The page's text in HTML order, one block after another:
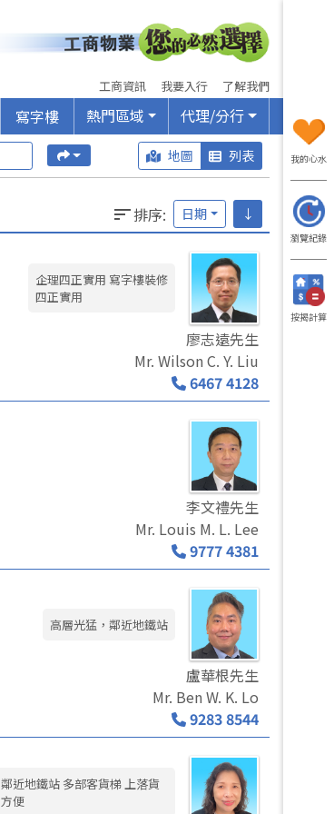
工商資訊 我要入行 了解我們
寫字樓 熱門區域 代理/分行
地圖 列表
排序: 日期 ↓
企理四正實用 寫字樓裝修
四正實用
廖志遠先生
Mr. Wilson C. Y. Liu
6467 4128
李文禮先生
Mr. Louis M. L. Lee
9777 4381
高層光猛，鄰近地鐵站
盧華根先生
Mr. Ben W. K. Lo
9283 8544
鄰近地鐵站 多部客貨梯 上落貨
方便
我的心水
瀏覽紀錄
按揭計算